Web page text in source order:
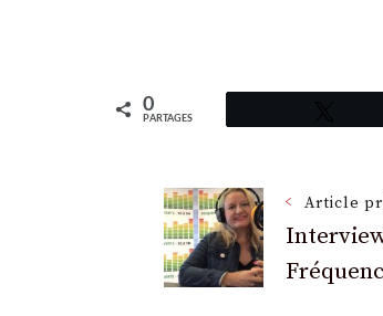
0
PARTAGES
Navigation
des
Article